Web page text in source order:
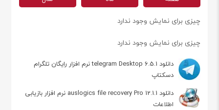
چیزی برای نمایش وجود ندارد
چیزی برای نمایش وجود ندارد
دانلود telegram Desktop 6.5.1 نرم افزار رایگان تلگرام
دسکتاپ
دانلود auslogics file recovery Pro 12.1.1 نرم افزار بازیابی
اطلاعات